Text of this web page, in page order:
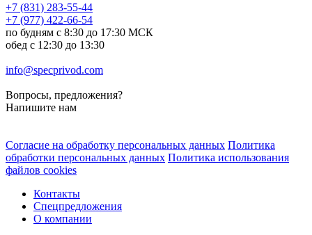
+7 (831) 283-55-44
+7 (977) 422-66-54
по будням с 8:30 до 17:30 МСК
обед с 12:30 до 13:30
info@specprivod.com
Вопросы, предложения?
Напишите нам
Согласие на обработку персональных данных Политика
обработки персональных данных Политика использования
файлов cookies
Контакты
Спецпредложения
О компании